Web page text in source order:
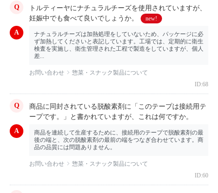
トルティーヤにナチュラルチーズを使用されていますが、
妊娠中でも食べて良いでしょうか。
new!
ID:68
ナチュラルチーズは加熱処理をしていないため、パッケージに必
ず加熱してくださいと表記しています。工場では、定期的に衛生
検査を実施し、衛生管理された工程で製造をしていますが、個人
差...
お問い合わせ 惣菜・スナック製品について
商品に同封されている脱酸素剤に「このテープは接続用テ
ープです。」と書かれていますが、これは何ですか。
ID:60
商品を連続して生産するために、接続用のテープで脱酸素剤の最
後の端と、次の脱酸素剤の最前の端をつなぎ合わせています。商
品の品質には問題ありません。
お問い合わせ 惣菜・スナック製品について